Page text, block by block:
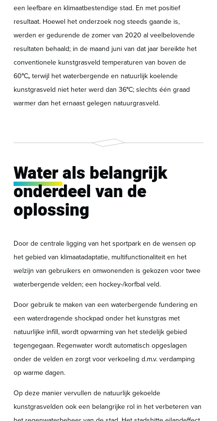
een leefbare en klimaatbestendige stad. En met positief
resultaat. Hoewel het onderzoek nog steeds gaande is,
werden er gedurende de zomer van 2020 al veelbelovende
resultaten behaald; in de maand juni van dat jaar bereikte het
conventionele kunstgrasveld temperaturen van boven de
60°C, terwijl het waterbergende en natuurlijk koelende
kunstgrasveld niet heter werd dan 36°C; slechts één graad
warmer dan het ernaast gelegen natuurgrasveld.
Waterals belangrijk
onderdeel van de
oplossing
Door de centrale ligging van het sportpark en de wensen op
het gebied van klimaatadaptatie, multifunctionaliteit en het
welzijn van gebruikers en omwonenden is gekozen voor twee
waterbergende velden; een hockey-/korfbal veld.
Door gebruik te maken van een waterbergende fundering en
een waterdragende shockpad onder het kunstgras met
natuurlijke infill, wordt opwarming van het stedelijk gebied
tegengegaan. Regenwater wordt automatisch opgeslagen
onder de velden en zorgt voor verkoeling d.m.v. verdamping
op warme dagen.
Op deze manier vervullen de natuurlijk gekoelde
kunstgrasvelden ook een belangrijke rol in het verbeteren van